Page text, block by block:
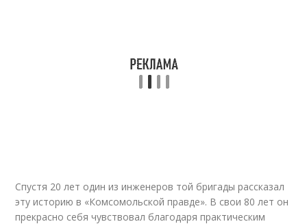
Спустя 20 лет один из инженеров той бригады рассказал
эту историю в «Комсомольской правде». В свои 80 лет он
прекрасно себя чувствовал благодаря практическим